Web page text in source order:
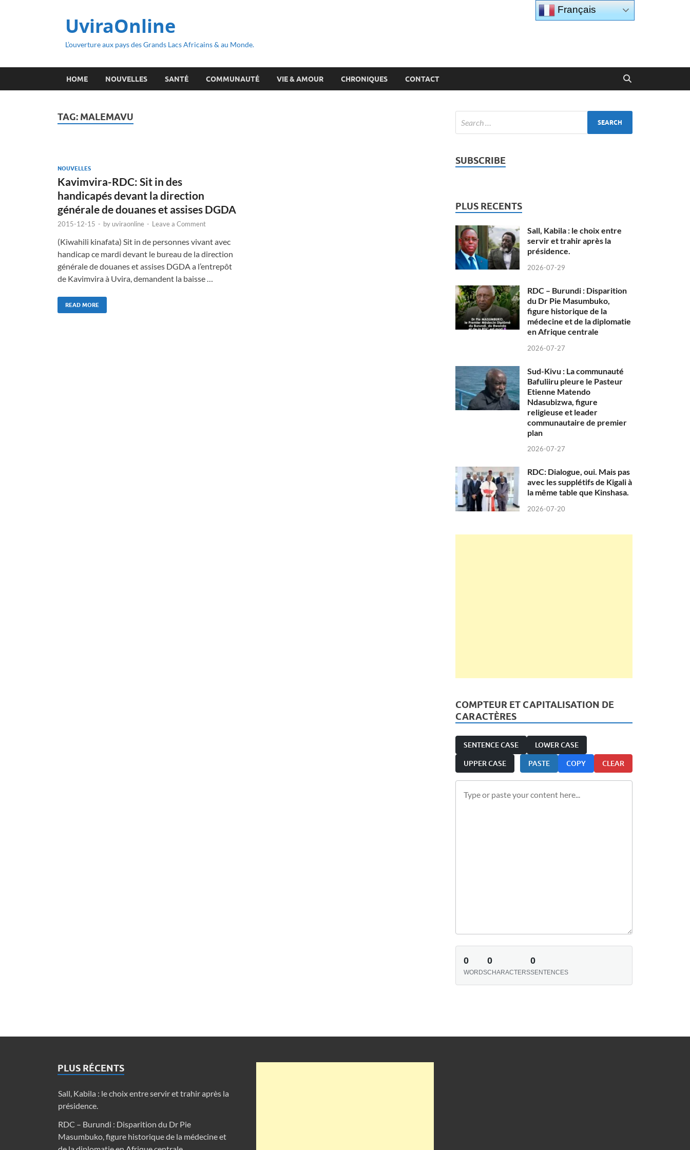
UviraOnline
L’ouverture aux pays des Grands Lacs Africains & au Monde.
HOME NOUVELLES SANTÉ COMMUNAUTÉ VIE & AMOUR CHRONIQUES CONTACT
TAG: MALEMAVU
NOUVELLES
Kavimvira-RDC: Sit in des
handicapés devant la direction
générale de douanes et assises DGDA
2015-12-15 - byuviraonline - Leave a Comment
(Kiwahili kinafata) Sit in de personnes vivant avec
handicap ce mardi devant le bureau de la direction
générale de douanes et assises DGDA a l’entrepôt
de Kavimvira à Uvira, demandent la baisse …
READ MORE
SUBSCRIBE
PLUS RECENTS
Sall, Kabila : le choix entre
servir et trahir après la
présidence.
2026-07-29
RDC – Burundi : Disparition
du Dr Pie Masumbuko,
figure historique de la
médecine et de la diplomatie
en Afrique centrale
2026-07-27
Sud-Kivu : La communauté
Bafuliiru pleure le Pasteur
Etienne Matendo
Ndasubizwa, figure
religieuse et leader
communautaire de premier
plan
2026-07-27
RDC: Dialogue, oui. Mais pas
avec les supplétifs de Kigali à
la même table que Kinshasa.
2026-07-20
COMPTEUR ET CAPITALISATION DE
CARACTÈRES
SENTENCE CASE LOWER CASE
UPPER CASE PASTE COPY CLEAR
0
WORDS
0
CHARACTERS
0
SENTENCES
PLUS RÉCENTS
Sall, Kabila : le choix entre servir et trahir après la
présidence.
RDC – Burundi : Disparition du Dr Pie
Masumbuko, figure historique de la médecine et
Français